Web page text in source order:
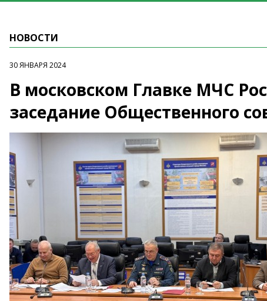
НОВОСТИ
30 ЯНВАРЯ 2024
В московском Главке МЧС
заседание Общественного